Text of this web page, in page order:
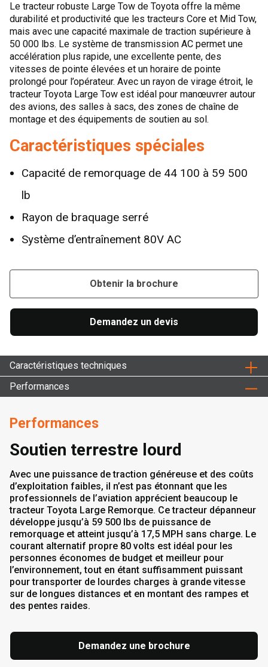
Le tracteur robuste Large Tow de Toyota offre la même
durabilité et productivité que les tracteurs Core et Mid Tow,
mais avec une capacité maximale de traction supérieure à
50 000 lbs. Le système de transmission AC permet une
accélération plus rapide, une excellente pente, des
vitesses de pointe élevées et un horaire de pointe
prolongé pour l’opérateur. Avec un rayon de virage étroit, le
tracteur Toyota Large Tow est idéal pour manœuvrer autour
des avions, des salles à sacs, des zones de chaîne de
montage et des équipements de soutien au sol.
Caractéristiques spéciales
Capacité de remorquage de 44 100 à 59 500
lb
Rayon de braquage serré
Système d’entraînement 80V AC
Obtenir la brochure
Demandez un devis
Caractéristiques techniques
Performances
Performances
Soutien terrestre lourd
Avec une puissance de traction généreuse et des coûts
d’exploitation faibles, il n’est pas étonnant que les
professionnels de l’aviation apprécient beaucoup le
tracteur Toyota Large Remorque. Ce tracteur dépanneur
développe jusqu’à 59 500 lbs de puissance de
remorquage et atteint jusqu’à 17,5 MPH sans charge. Le
courant alternatif propre 80 volts est idéal pour les
personnes économes de budget et meilleur pour
l’environnement, tout en étant suffisamment puissant
pour transporter de lourdes charges à grande vitesse
sur de longues distances et en montant des rampes et
des pentes raides.
Demandez une brochure